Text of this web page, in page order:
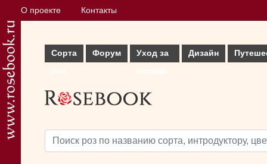
О проекте Контакты
Сорта
Форум
Уход за
Дизайн